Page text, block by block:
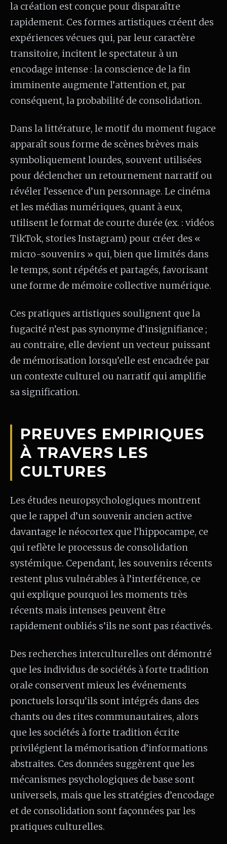
la création est conçue pour disparaître
rapidement. Ces formes artistiques créent des
expériences vécues qui, par leur caractère
transitoire, incitent le spectateur à un
encodage intense : la conscience de la fin
imminente augmente l’attention et, par
conséquent, la probabilité de consolidation.
Dans la littérature, le motif du moment fugace
apparaît sous forme de scènes brèves mais
symboliquement lourdes, souvent utilisées
pour déclencher un retournement narratif ou
révéler l’essence d’un personnage. Le cinéma
et les médias numériques, quant à eux,
utilisent le format de courte durée (ex. : vidéos
TikTok, stories Instagram) pour créer des «
micro-souvenirs » qui, bien que limités dans
le temps, sont répétés et partagés, favorisant
une forme de mémoire collective numérique.
Ces pratiques artistiques soulignent que la
fugacité n’est pas synonyme d’insignifiance ;
au contraire, elle devient un vecteur puissant
de mémorisation lorsqu’elle est encadrée par
un contexte culturel ou narratif qui amplifie
sa signification.
PREUVES EMPIRIQUES
À TRAVERS LES
CULTURES
Les études neuropsychologiques montrent
que le rappel d’un souvenir ancien active
davantage le néocortex que l’hippocampe, ce
qui reflète le processus de consolidation
systémique. Cependant, les souvenirs récents
restent plus vulnérables à l’interférence, ce
qui explique pourquoi les moments très
récents mais intenses peuvent être
rapidement oubliés s’ils ne sont pas réactivés.
Des recherches interculturelles ont démontré
que les individus de sociétés à forte tradition
orale conservent mieux les événements
ponctuels lorsqu’ils sont intégrés dans des
chants ou des rites communautaires, alors
que les sociétés à forte tradition écrite
privilégient la mémorisation d’informations
abstraites. Ces données suggèrent que les
mécanismes psychologiques de base sont
universels, mais que les stratégies d’encodage
et de consolidation sont façonnées par les
pratiques culturelles.